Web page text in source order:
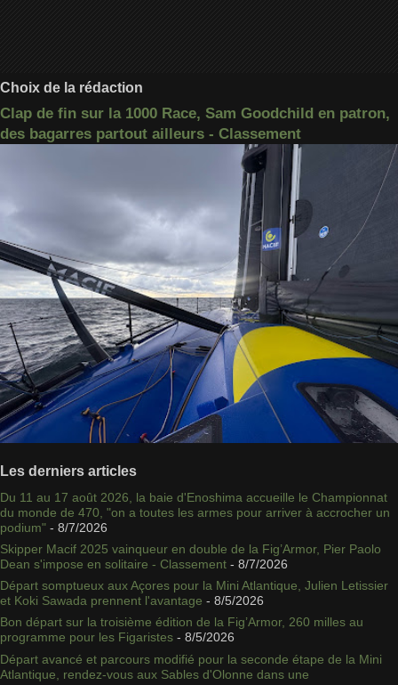
Choix de la rédaction
Clap de fin sur la 1000 Race, Sam Goodchild en patron,
des bagarres partout ailleurs - Classement
Les derniers articles
Du 11 au 17 août 2026, la baie d'Enoshima accueille le Championnat
du monde de 470, "on a toutes les armes pour arriver à accrocher un
podium" - 8/7/2026
Skipper Macif 2025 vainqueur en double de la Fig’Armor, Pier Paolo
Dean s'impose en solitaire - Classement - 8/7/2026
Départ somptueux aux Açores pour la Mini Atlantique, Julien Letissier
et Koki Sawada prennent l'avantage - 8/5/2026
Bon départ sur la troisième édition de la Fig’Armor, 260 milles au
programme pour les Figaristes - 8/5/2026
Départ avancé et parcours modifié pour la seconde étape de la Mini
Atlantique, rendez-vous aux Sables d'Olonne dans une